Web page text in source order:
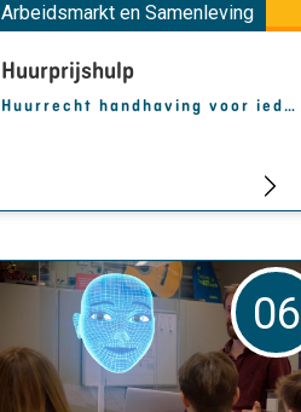
Huurprijshulp
Huurrecht handhaving voor iedereen
Arbeidsmarkt en Samenleving
06